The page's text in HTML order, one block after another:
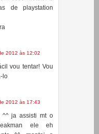
2012 às 11:37
esse motor. As
de playstation
2012 às 12:02
vou tentar! Vou
lo
2012 às 17:43